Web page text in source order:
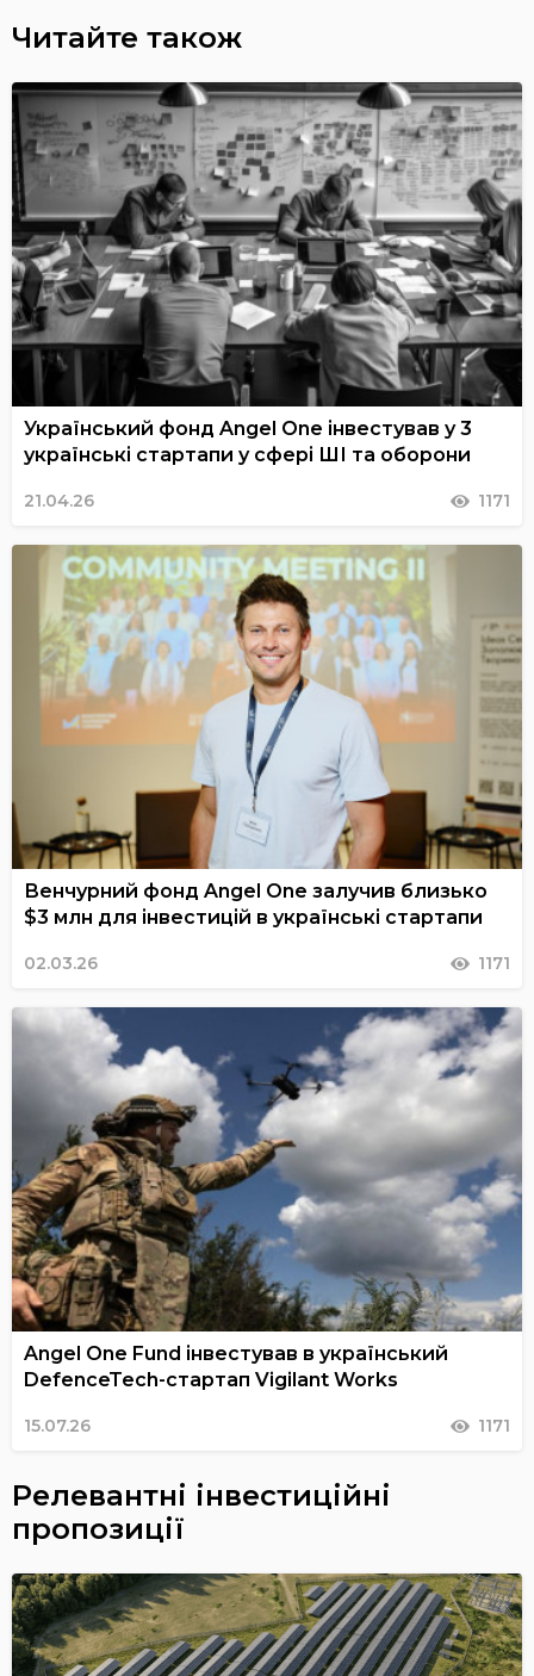
Читайте також
Український фонд Angel One інвестував у 3
українські стартапи у сфері ШІ та оборони
21.04.26 1171
Венчурний фонд Angel One залучив близько
$3 млн для інвестицій в українські стартапи
02.03.26 1171
Angel One Fund інвестував в український
DefenceTech-стартап Vigilant Works
15.07.26 1171
Релевантні інвестиційні
пропозиції